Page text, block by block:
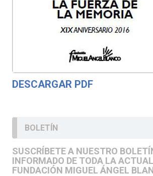
DESCARGAR PDF
BOLETÍN
SUSCRÍBETE A NUESTRO
INFORMADO DE TODA LA
FUNDACIÓN MIGUEL ÁNGEL